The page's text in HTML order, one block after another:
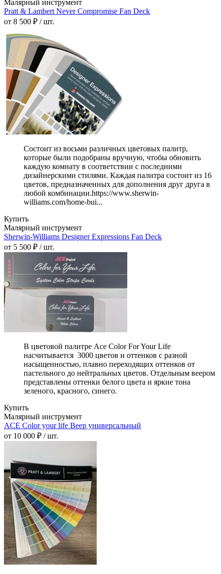
Малярный инструмент
Pratt & Lambert Never Compromise Fan Deck
от 8 500 ₽ / шт.
Состоит из восьми различных цветовых палитр,
которые были подобраны вручную, чтобы обновить
каждую комнату в соответствии с последними
дизайнерскими стилями. Каждая палитра состоит из 16
цветов, предназначенных для дополнения друг друга в
любой комбинации.https://www.sherwin-
williams.com/home-bui...
Купить
Малярный инструмент
Sherwin-Williams Designer Expressions Fan Deck
от 5 500 ₽ / шт.
В цветовой палитре Ace Color For Your Life
насчитывается 3000 цветов и оттенков с разной
насыщенностью, плавно переходящих оттенков от
пастельного до нейтральных цветов. Отдельным веером
представлены оттенки белого цвета и яркие тона
зеленого, красного, синего.
Купить
Малярный инструмент
ACE Color your life Веер универсальный
от 10 000 ₽ / шт.